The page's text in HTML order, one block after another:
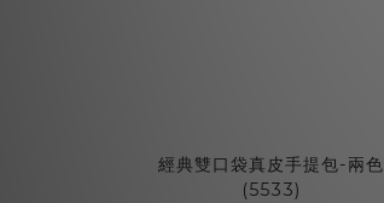
經典雙口袋真皮手提包-兩色
(5533)